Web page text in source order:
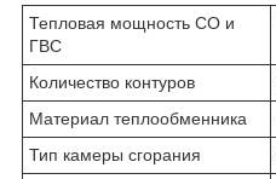
Тепловая мощность СО и
ГВС
Количество контуров
Материал теплообменника
Тип камеры сгорания